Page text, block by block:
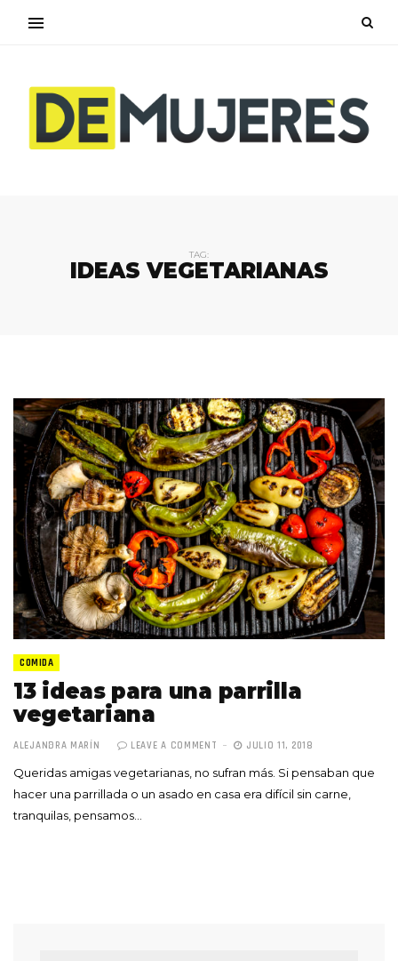
TAG:
IDEAS VEGETARIANAS
COMIDA
13 ideas para una parrilla
vegetariana
ALEJANDRA MARÍN LEAVE A COMMENT JULIO 11, 2018
Queridas amigas vegetarianas, no sufran más. Si pensaban que
hacer una parrillada o un asado en casa era difícil sin carne,
tranquilas, pensamos…